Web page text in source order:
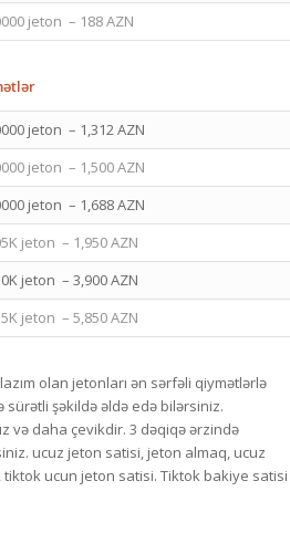
jeton – 188 AZN
jeton – 1,312 AZN
jeton – 1,500 AZN
jeton – 1,688 AZN
jeton – 1,950 AZN
jeton – 3,900 AZN
jeton – 5,850 AZN
olan jetonları ən sərfəli qiymətlərlə
şəkildə əldə edə bilərsiniz.
və daha çevikdir. 3 dəqiqə ərzində
ucuz jeton satisi, jeton almaq, ucuz
ucun jeton satisi. Tiktok bakiye satisi